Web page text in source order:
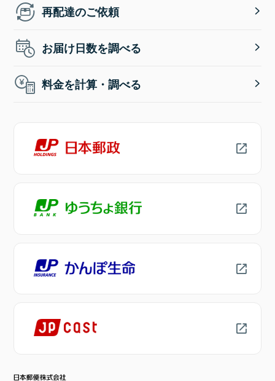
再配達のご依頼
お届け日数を調べる
料金を計算・調べる